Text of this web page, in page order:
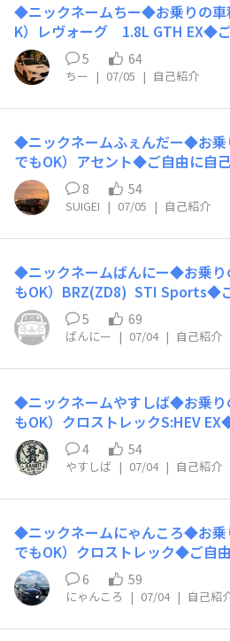
思っております。よろしくお願い
◆ニックネームちー◆お乗りの車
K）レヴォーグ 1.8L GTH EX◆
ぞ！2026/06/26に納車されまし
ョンのものに変更しようか悩んで
す！
5 64
ちー | 07/05 | 自己紹介
◆ニックネームふぇんだー◆お乗
でもOK）アセント◆ご自由に自
アセントに乗っています。4年経
した。デカいです。（クロスオー
した）◯良い点・左ですが見切り
いほうだと思います。・乗り心
ODEでOK・AVシステムは米国
ーマン・カードンの音はいいで
いい点・やっぱり左ハンドル＋
ァードが入れれば、だいたい行け
イズが少なくて選べない。・高
クされやすいです（笑。左ハン
はやっぱり安全運転。
8 54
SUIGEI | 07/05 | 自己紹介
◆ニックネームばんにー◆お乗り
もOK）BRZ(ZD8) STI Sports◆
ぞ！来週初めて買った車(中古で
なります。個人的な好みで乗りた
ュー!!よろしくお願いしますっ（
5 69
ばんにー | 07/04 | 自己紹介
◆ニックネームやすしば◆お乗り
もOK）クロストレックS:HEV
うぞ！12年乗っていたレヴォーグ
乗り換えました。レヴォーグあり
クよろしく😀皆さんよろしくお願
4 54
やすしば | 07/04 | 自己紹介
◆ニックネームにゃんころ◆お乗
でもOK）クロストレック◆ご自
憧れのスバルを初めて購入して半
心地も良くて最高です、洗車も
んの投稿を読ませて頂いてると
本日入学いたしました。宜しく
6 59
にゃんころ | 07/04 | 自己紹